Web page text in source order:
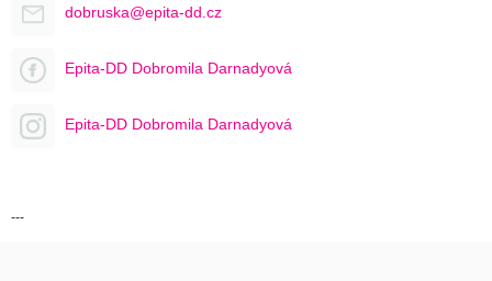
dobruska@epita-dd.cz
Epita-DD Dobromila Darnadyová
Epita-DD Dobromila Darnadyová
---